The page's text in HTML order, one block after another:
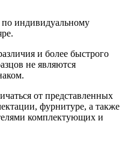
индивидуальному
и более быстрого
не являются
от представленных
фурнитуре, а также
комплектующих и